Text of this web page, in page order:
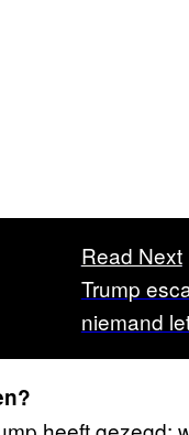
Read Next
Trump
niemand